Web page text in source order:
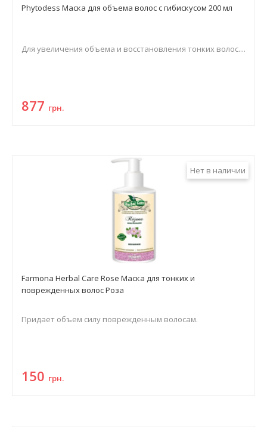
Phytodess Маска для объема волос с гибискусом 200 мл
Для увеличения объема и восстановления тонких волос....
877 грн.
Нет в наличии
Farmona Herbal Care Rose Маска для тонких и
поврежденных волос Роза
Придает объем силу поврежденным волосам.
150 грн.